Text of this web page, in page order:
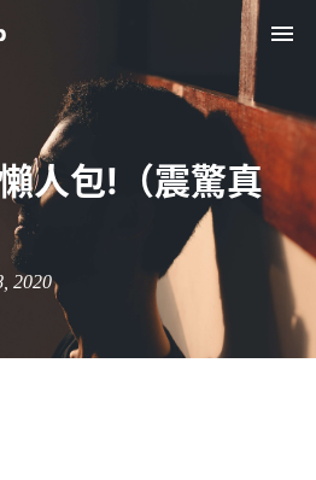
人包!（震驚真
2020